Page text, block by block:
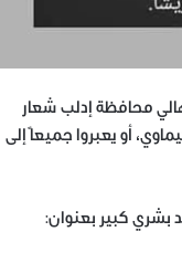
محافظة إدلب شعار
أو يعبروا جميعاً إلى
بشري كبير بعنوان: